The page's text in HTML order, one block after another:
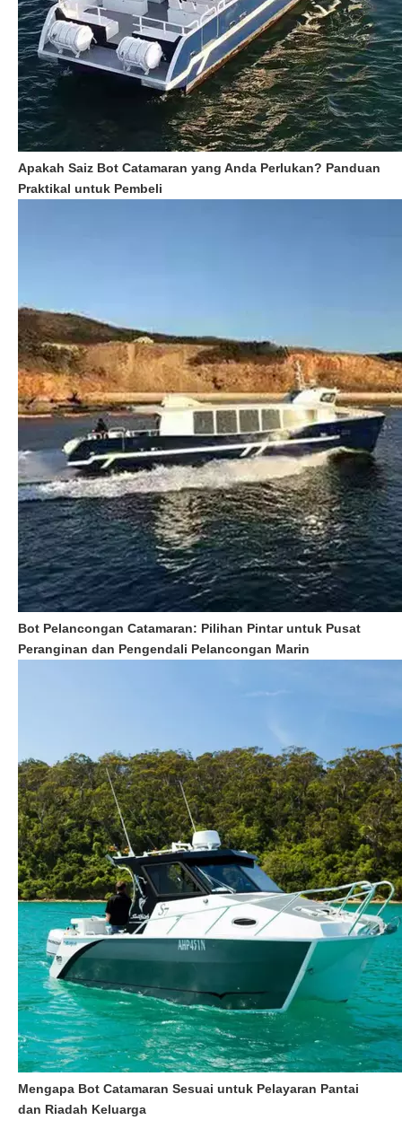
Apakah Saiz Bot Catamaran yang Anda Perlukan? Panduan
Praktikal untuk Pembeli
Bot Pelancongan Catamaran: Pilihan Pintar untuk Pusat
Peranginan dan Pengendali Pelancongan Marin
Mengapa Bot Catamaran Sesuai untuk Pelayaran Pantai
dan Riadah Keluarga